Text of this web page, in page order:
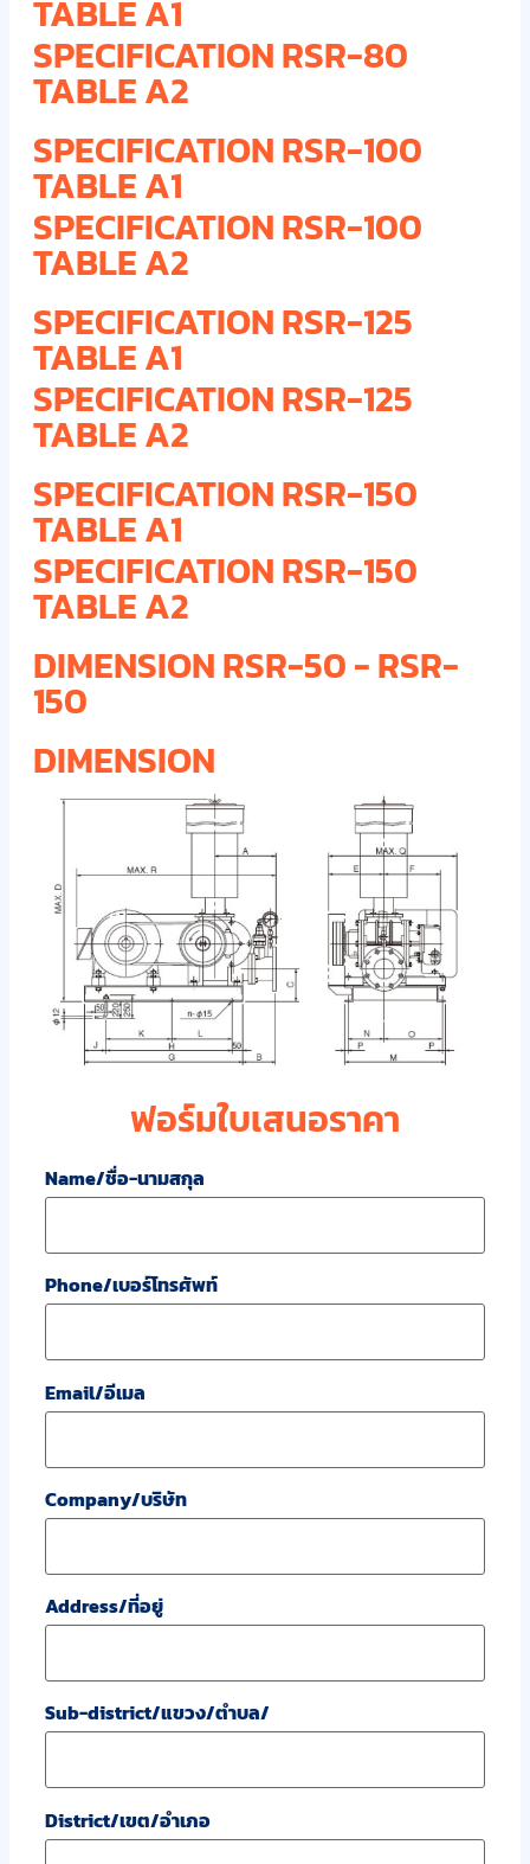
TABLE A1
SPECIFICATION RSR-80
TABLE A2
SPECIFICATION RSR-100
TABLE A1
SPECIFICATION RSR-100
TABLE A2
SPECIFICATION RSR-125
TABLE A1
SPECIFICATION RSR-125
TABLE A2
SPECIFICATION RSR-150
TABLE A1
SPECIFICATION RSR-150
TABLE A2
DIMENSION RSR-50 - RSR-
150
DIMENSION
ฟอร์มใบเสนอราคา
Name/ชื่อ-นามสกุล
Phone/เบอร์โทรศัพท์
Email/อีเมล
Company/บริษัท
Address/ที่อยู่
Sub-district/แขวง/ตำบล/
District/เขต/อำเภอ